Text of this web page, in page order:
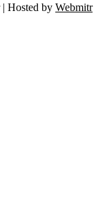
Hosted by Webmitr